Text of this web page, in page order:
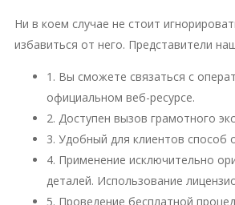
Ни в коем случае не стоит
избавиться от него. Представители
1. Вы сможете связаться с
официальном веб-ресурсе.
2. Доступен вызов грамотного
3. Удобный для клиентов способ
4. Применение исключительно
деталей. Использование
5. Проведение бесплатной